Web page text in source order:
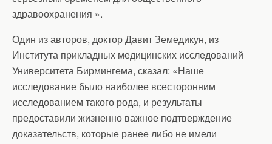
здравоохранения ».
Один из авторов, доктор Давит Земедикун, из
Института прикладных медицинских исследований
Университета Бирмингема, сказал: «Наше
исследование было наиболее всесторонним
исследованием такого рода, и результаты
предоставили жизненно важное подтверждение
доказательств, которые ранее либо не имели